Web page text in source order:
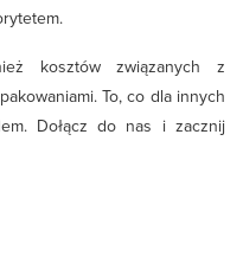
kosztów związanych z
To, co dla innych
Dołącz do nas i zacznij